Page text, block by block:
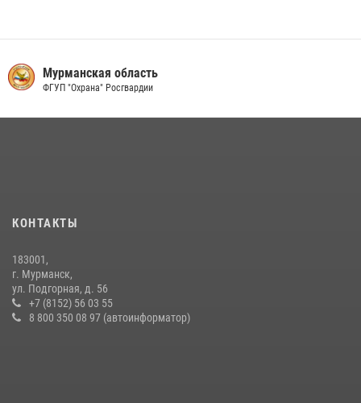
15 июля 2026, 14:01
Первый Мурманский терминал» передал Управлению Росгвардии
по Мурманской области новый автомобиль для несения службы
21 июля 2026, 08:15
КОНТАКТЫ
183001,
г. Мурманск,
ул. Подгорная, д. 56
+7 (8152) 56 03 55
8 800 350 08 97 (автоинформатор)